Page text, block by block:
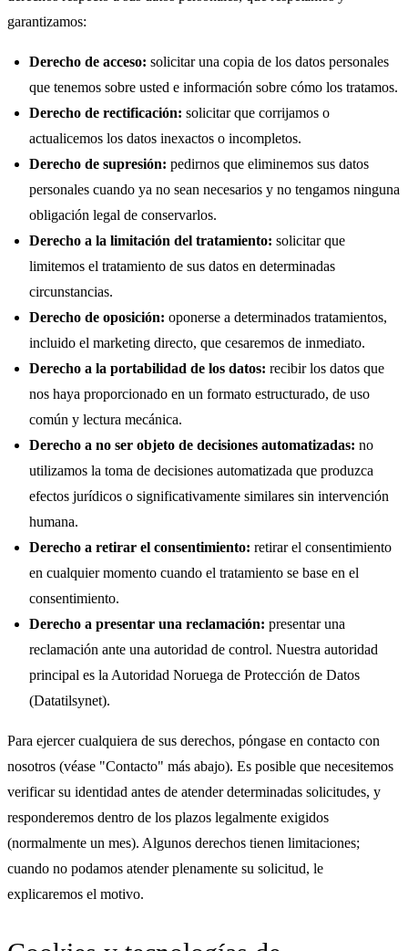
garantizamos:
Derecho de acceso: solicitar una copia de los datos personales
que tenemos sobre usted e información sobre cómo los tratamos.
Derecho de rectificación: solicitar que corrijamos o
actualicemos los datos inexactos o incompletos.
Derecho de supresión: pedirnos que eliminemos sus datos
personales cuando ya no sean necesarios y no tengamos ninguna
obligación legal de conservarlos.
Derecho a la limitación del tratamiento: solicitar que
limitemos el tratamiento de sus datos en determinadas
circunstancias.
Derecho de oposición: oponerse a determinados tratamientos,
incluido el marketing directo, que cesaremos de inmediato.
Derecho a la portabilidad de los datos: recibir los datos que
nos haya proporcionado en un formato estructurado, de uso
común y lectura mecánica.
Derecho a no ser objeto de decisiones automatizadas: no
utilizamos la toma de decisiones automatizada que produzca
efectos jurídicos o significativamente similares sin intervención
humana.
Derecho a retirar el consentimiento: retirar el consentimiento
en cualquier momento cuando el tratamiento se base en el
consentimiento.
Derecho a presentar una reclamación: presentar una
reclamación ante una autoridad de control. Nuestra autoridad
principal es la Autoridad Noruega de Protección de Datos
(Datatilsynet).
Para ejercer cualquiera de sus derechos, póngase en contacto con
nosotros (véase "Contacto" más abajo). Es posible que necesitemos
verificar su identidad antes de atender determinadas solicitudes, y
responderemos dentro de los plazos legalmente exigidos
(normalmente un mes). Algunos derechos tienen limitaciones;
cuando no podamos atender plenamente su solicitud, le
explicaremos el motivo.